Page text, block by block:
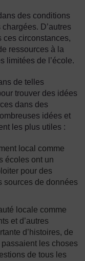
des conditions
D’autres
ces circonstances,
ressources à la
limitées de l’école.
de telles
trouver des idées
dans des
idées et
les plus utiles :
local comme
écoles ont un
pour des
sources de données
locale comme
et d’autres
d’histoires, de
les choses
de tous les